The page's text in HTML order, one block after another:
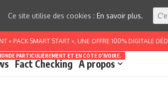
PACK SMART START », UNE OFFRE 100% DIGITALE
PARTICULIÈREMENT ET EN CÔTE D’IVOIRE.
Fact Checking A propos
Ce site utilise des cookies : En savoir plus.